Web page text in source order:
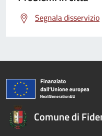
Segnala disservizio
Comune di